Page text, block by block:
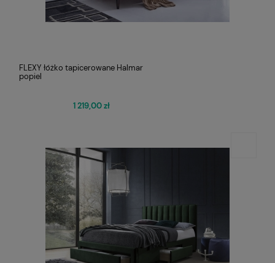
FLEXY łóżko tapicerowane Halmar
popiel
1 219,00 zł